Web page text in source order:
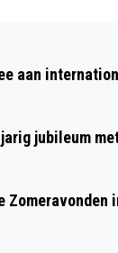
–
aan
jubileum
Zomeravonden